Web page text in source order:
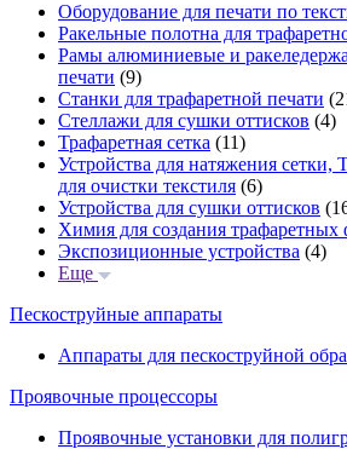
Оборудование для печати по
Ракельные полотна для
Рамы алюминиевые и
печати (9)
Станки для трафаретной печати
Стеллажи для сушки оттисков (4)
Трафаретная сетка (11)
Устройства для натяжения сетки,
для очистки текстиля (6)
Устройства для сушки оттисков
Химия для создания трафаретных
Экспозиционные устройства (4)
Еще
Пескоструйные аппараты
Аппараты для пескоструйной
Проявочные процессоры
Проявочные установки для